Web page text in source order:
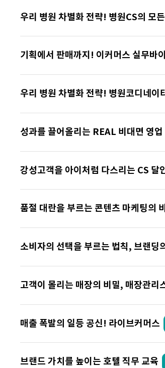
우리 병원 차별화 전략! 병원CS의 모
기획에서 판매까지! 이커머스 실무바
우리 병원 차별화 전략! 병원코디네이
성과를 끌어올리는 REAL 비대면 영업
강성고객을 아이처럼 다스리는 CS 달
품절 대란을 부르는 콘텐츠 마케팅의
소비자의 선택을 부르는 법칙, 브랜딩
고객이 몰리는 매장의 비밀, 매장관리
매출 폭발의 일등 공신! 라이브커머스
브랜드 가치를 높이는 호텔 직무 교육